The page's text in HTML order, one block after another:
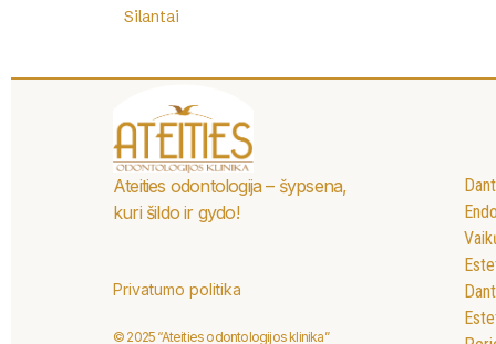
Silantai
Ateities odontologija – šypsena,
kuri šildo ir gydo!
Privatumo politika
© 2025 “Ateities odontologijos klinika”